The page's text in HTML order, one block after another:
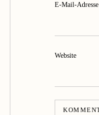
E-Mail-Adresse
Website